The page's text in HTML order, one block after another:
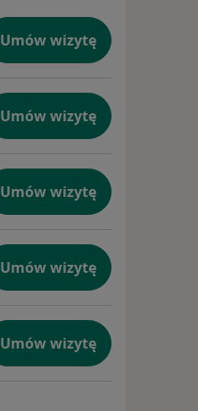
Umów wizytę
Umów wizytę
Umów wizytę
Umów wizytę
Umów wizytę